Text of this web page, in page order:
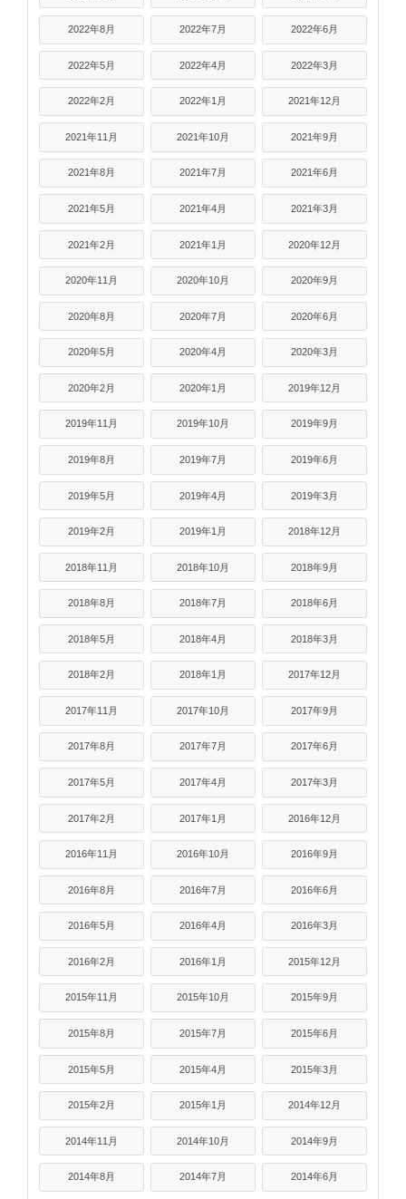
2022年8月 2022年7月 2022年6月
2022年5月 2022年4月 2022年3月
2022年2月 2022年1月 2021年12月
2021年11月 2021年10月 2021年9月
2021年8月 2021年7月 2021年6月
2021年5月 2021年4月 2021年3月
2021年2月 2021年1月 2020年12月
2020年11月 2020年10月 2020年9月
2020年8月 2020年7月 2020年6月
2020年5月 2020年4月 2020年3月
2020年2月 2020年1月 2019年12月
2019年11月 2019年10月 2019年9月
2019年8月 2019年7月 2019年6月
2019年5月 2019年4月 2019年3月
2019年2月 2019年1月 2018年12月
2018年11月 2018年10月 2018年9月
2018年8月 2018年7月 2018年6月
2018年5月 2018年4月 2018年3月
2018年2月 2018年1月 2017年12月
2017年11月 2017年10月 2017年9月
2017年8月 2017年7月 2017年6月
2017年5月 2017年4月 2017年3月
2017年2月 2017年1月 2016年12月
2016年11月 2016年10月 2016年9月
2016年8月 2016年7月 2016年6月
2016年5月 2016年4月 2016年3月
2016年2月 2016年1月 2015年12月
2015年11月 2015年10月 2015年9月
2015年8月 2015年7月 2015年6月
2015年5月 2015年4月 2015年3月
2015年2月 2015年1月 2014年12月
2014年11月 2014年10月 2014年9月
2014年8月 2014年7月 2014年6月